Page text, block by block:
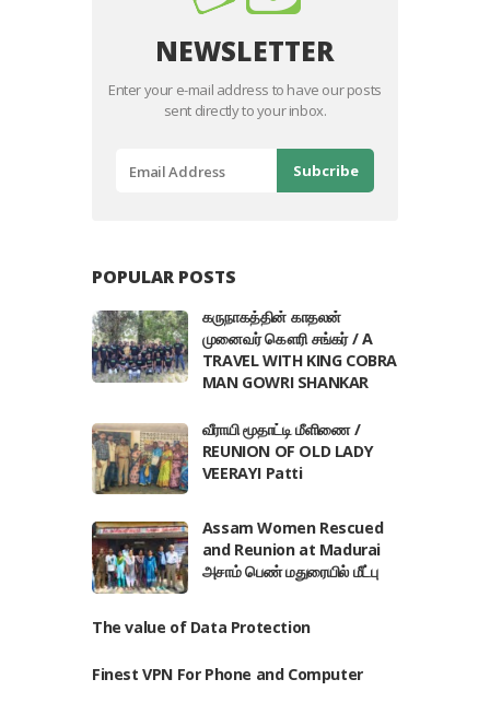
NEWSLETTER
Enter your e-mail address to have our posts
sent directly to your inbox.
POPULAR POSTS
கருநாகத்தின் காதலன்
முனைவர் கௌரி சங்கர் / A
TRAVEL WITH KING COBRA
MAN GOWRI SHANKAR
வீராயி மூதாட்டி மீளிணை /
REUNION OF OLD LADY
VEERAYI Patti
Assam Women Rescued
and Reunion at Madurai
அசாம் பெண் மதுரையில் மீட்பு
The value of Data Protection
Finest VPN For Phone and Computer